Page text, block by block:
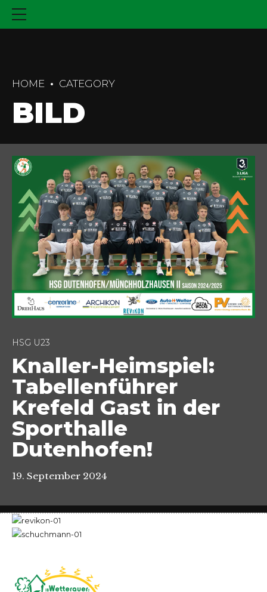
HOME CATEGORY
BILD
HSG U23
Knaller-Heimspiel:
Tabellenführer
Krefeld Gast in der
Sporthalle
Dutenhofen!
19. September 2024